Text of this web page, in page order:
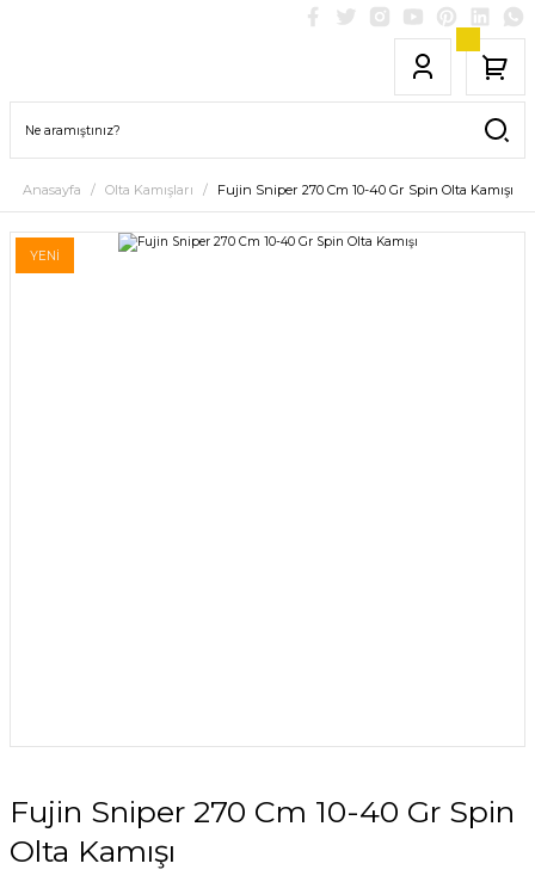
Anasayfa Olta Kamışları Fujin Sniper 270 Cm 10-40 Gr Spin Olta Kamışı
YENİ
Fujin Sniper 270 Cm 10-40 Gr Spin
Olta Kamışı